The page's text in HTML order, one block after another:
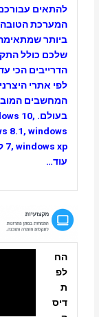
עבורכם את
הטובה והמהירה
שמתאימה למחשב
התקנת
הכי עדכניים
היצרנים של
המובילים
windows 10,
windows 8.1,
7,קראו